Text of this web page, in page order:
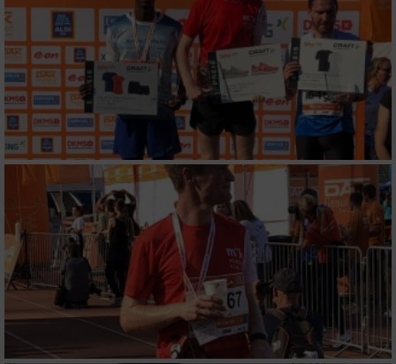
Erstellung von Profilen zur Personalisierung
von Inhalten
Verwendung von Profilen zur Auswahl
personalisierter Inhalte
Messung der Werbeleistung
Messung der Performance von Inhalten
Analyse von Zielgruppen durch Statistiken
oder Kombinationen von Daten aus
verschiedenen Quellen
Entwicklung und Verbesserung der Angebote
Verwendung reduzierter Daten zur Auswahl
von Inhalten